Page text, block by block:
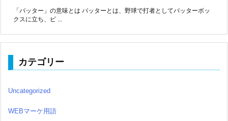
「バッター」の意味とは バッターとは、野球で打者としてバッターボッ
クスに立ち、ピ ...
カテゴリー
Uncategorized
WEBマーケ用語